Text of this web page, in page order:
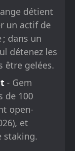
détient
un actif de
; dans un
détenez les
être gelées.
- Gem
de 100
open-
et
staking.